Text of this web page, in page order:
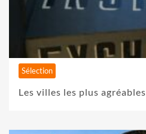
Sélection
Les villes les plus